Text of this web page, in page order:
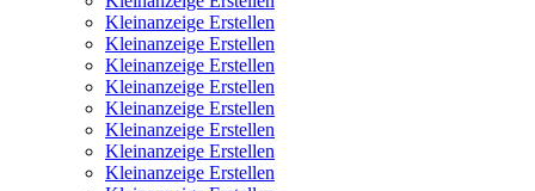
Kleinanzeige Erstellen
Kleinanzeige Erstellen
Kleinanzeige Erstellen
Kleinanzeige Erstellen
Kleinanzeige Erstellen
Kleinanzeige Erstellen
Kleinanzeige Erstellen
Kleinanzeige Erstellen